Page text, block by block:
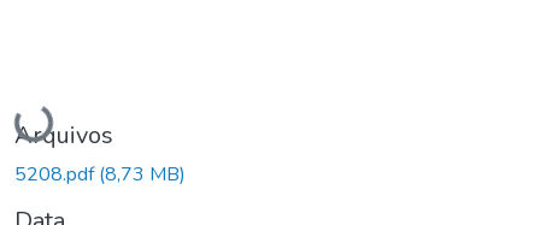
Carregando...
Arquivos
5208.pdf(8,73 MB)